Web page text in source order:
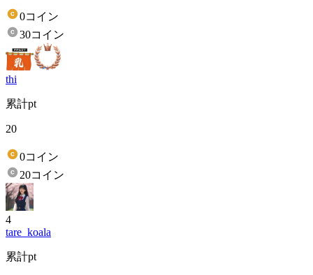
0コイン
30コイン
thi
累計pt
20
0コイン
20コイン
4
tare_koala
累計pt